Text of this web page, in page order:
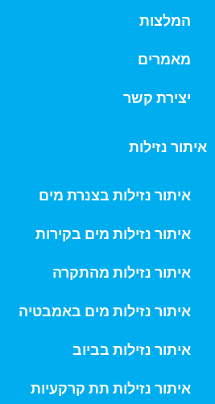
המלצות
מאמרים
יצירת קשר
איתור נזילות
איתור נזילות בצנרת מים
איתור נזילות מים בקירות
איתור נזילות מהתקרה
איתור נזילות מים באמבטיה
איתור נזילות בביוב
איתור נזילות תת קרקעיות